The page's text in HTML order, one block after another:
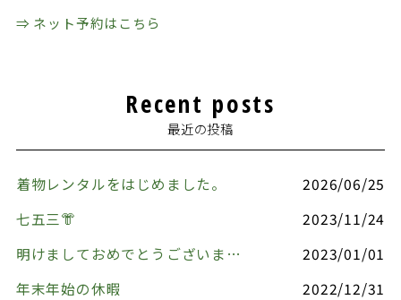
⇒ ネット予約はこちら
Recent posts
最近の投稿
着物レンタルをはじめました。
2026/06/25
七五三👘
2023/11/24
明けましておめでとうございます🎍
2023/01/01
年末年始の休暇
2022/12/31